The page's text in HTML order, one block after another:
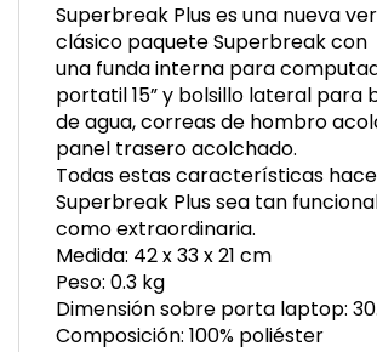
Superbreak Plus es una nueva
clásico paquete Superbreak con
una funda interna para
portatil 15” y bolsillo lateral para
de agua, correas de hombro
panel trasero acolchado.
Todas estas características
Superbreak Plus sea tan
como extraordinaria.
Medida: 42 x 33 x 21 cm
Peso: 0.3 kg
Dimensión sobre porta laptop:
Composición: 100% poliéster